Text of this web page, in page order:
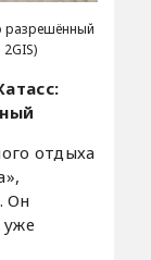
разрешённый
отдыха
Он
уже